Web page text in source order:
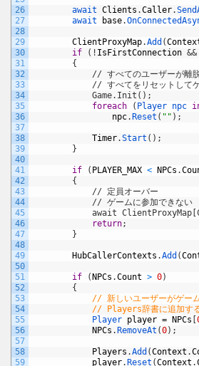
26
27
28
29
30
31
32
33
34
35
36
37
38
39
40
41
42
43
44
45
46
47
48
49
50
51
52
53
54
55
56
57
58
59
await Clients .Caller.
await
base.
ClientProxyMap.Add (
if
( ! IsFirstConnection
{
// すべてのユーザーが離脱して新
// すべてをリセットしてゲ
Game.Init();
foreach
( Player npc
npc. Reset ( "" ) ;
Timer.Start ( ) ;
}
if ( PLAYER_MAX < NPCs .
{
// 定員オーバー
// ゲームに参加できない
await
return;
}
HubCallerContexts .Add (
if ( NPCs .Count > 0)
{
// 新しいユーザーがゲーム
// Players辞書に追加す
Player player = NPCs
NPCs . RemoveAt (0) ;
Players .Add (Context .
player. Reset (Context .